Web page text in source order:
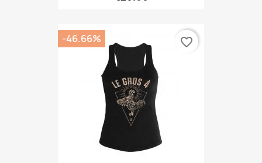
-46.66% favorite_border